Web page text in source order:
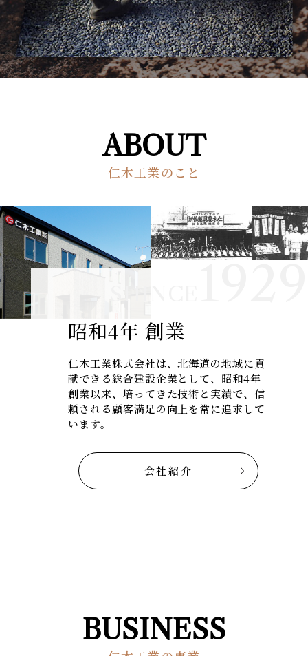
ABOUT
仁木工業のこと
SHINCE
昭和4年 創業
仁木工業株式会社は、北海道の地域に貢
献できる総合建設企業として、昭和4年
創業以来、培ってきた技術と実績で、信
頼される顧客満足の向上を常に追求して
います。
会社紹介
BUSINESS